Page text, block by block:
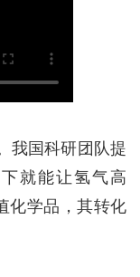
我国科研团队提
就能让氢气高
化学品，其转化